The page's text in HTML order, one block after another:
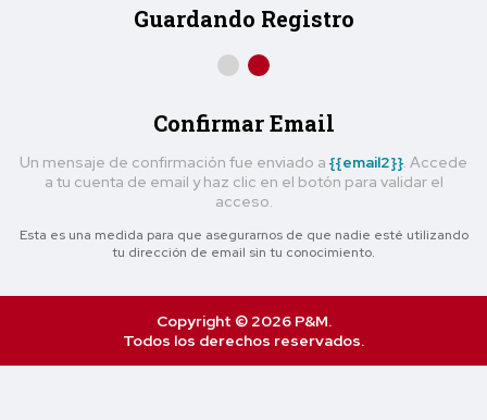
Guardando Registro
Confirmar Email
Un mensaje de confirmación fue enviado a {{email2}}. Accede
a tu cuenta de email y haz clic en el botón para validar el
acceso.
Esta es una medida para que asegurarnos de que nadie esté utilizando
tu dirección de email sin tu conocimiento.
Copyright © 2026 P&M.
Todos los derechos reservados.